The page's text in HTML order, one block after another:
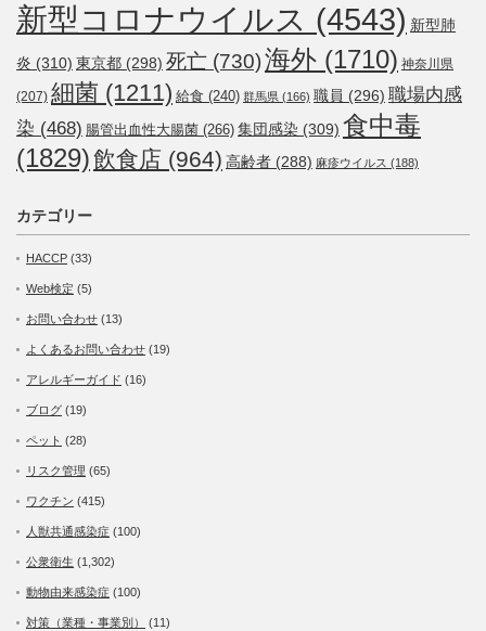
新型コロナウイルス (4543) 新型肺
炎 (310) 東京都 (298) 死亡 (730)海外 (1710) 神奈川県
(207) 細菌 (1211) 給食 (240) 群馬県 (166) 職員 (296) 職場内感
染 (468) 腸管出血性大腸菌 (266) 集団感染 (309) 食中毒
(1829)飲食店 (964) 高齢者 (288) 麻疹ウイルス (188)
カテゴリー
HACCP (33)
Web検定 (5)
お問い合わせ (13)
よくあるお問い合わせ (19)
アレルギーガイド (16)
ブログ (19)
ペット (28)
リスク管理 (65)
ワクチン (415)
人獣共通感染症 (100)
公衆衛生 (1,302)
動物由来感染症 (100)
対策（業種・事業別） (11)